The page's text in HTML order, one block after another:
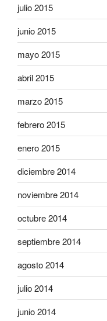
julio 2015
junio 2015
mayo 2015
abril 2015
marzo 2015
febrero 2015
enero 2015
diciembre 2014
noviembre 2014
octubre 2014
septiembre 2014
agosto 2014
julio 2014
junio 2014